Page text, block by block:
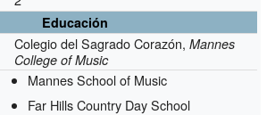
Educación
Colegio del Sagrado Corazón,Mannes
College of Music
Mannes School of Music
Far Hills Country Day School